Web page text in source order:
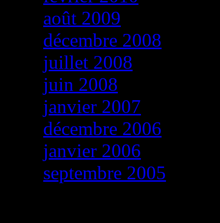
août 2009
décembre 2008
juillet 2008
juin 2008
janvier 2007
décembre 2006
janvier 2006
septembre 2005